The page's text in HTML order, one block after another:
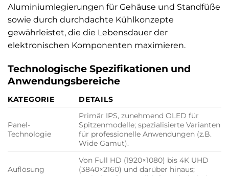
Aluminiumlegierungen für Gehäuse und Standfüße
sowie durch durchdachte Kühlkonzepte
gewährleistet, die die Lebensdauer der
elektronischen Komponenten maximieren.
Technologische Spezifikationen und
Anwendungsbereiche
KATEGORIE DETAILS
Panel-
Technologie
Primär IPS, zunehmend OLED für
Spitzenmodelle; spezialisierte Varianten
für professionelle Anwendungen (z.B.
Wide Gamut).
Auflösung
Von Full HD (1920×1080) bis 4K UHD
(3840×2160) und darüber hinaus;